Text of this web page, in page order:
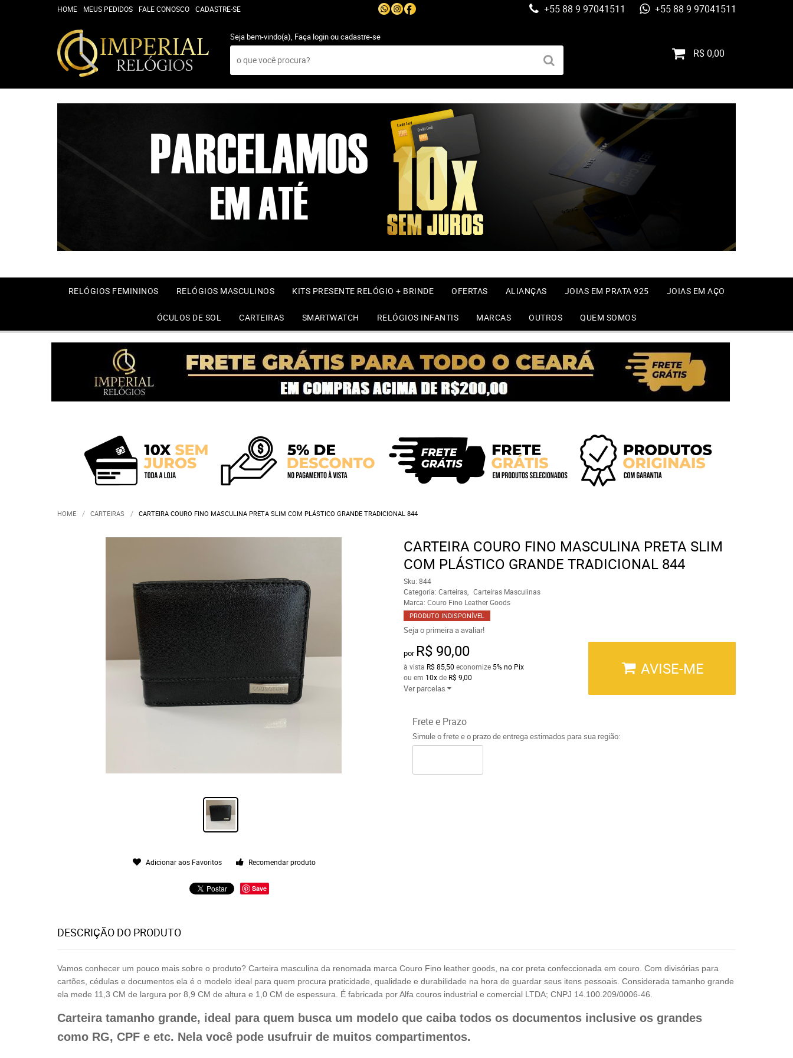
HOME MEUS PEDIDOS FALE CONOSCO CADASTRE-SE +55 88 9 97041511 +55 88 9 97041511
Seja bem-vindo(a), Faça loginoucadastre-se
R$ 0,00
RELÓGIOS FEMININOS RELÓGIOS MASCULINOS KITS PRESENTE RELÓGIO + BRINDE OFERTAS ALIANÇAS JOIAS EM PRATA 925 JOIAS EM AÇO
ÓCULOS DE SOL CARTEIRAS SMARTWATCH RELÓGIOS INFANTIS MARCAS OUTROS QUEM SOMOS
HOME CARTEIRAS CARTEIRA COURO FINO MASCULINA PRETA SLIM COM PLÁSTICO GRANDE TRADICIONAL 844
Adicionar aos Favoritos Recomendar produto
Save
CARTEIRA COURO FINO MASCULINA PRETA SLIM
COM PLÁSTICO GRANDE TRADICIONAL 844
Sku: 844
Categoria: Carteiras
Carteiras Masculinas
Marca: Couro Fino Leather Goods
PRODUTO INDISPONÍVEL
Seja o primeira a avaliar!
por R$ 90,00
à vista R$ 85,50 economize 5% no Pix
ou em 10xde R$ 9,00
Ver parcelas
AVISE-ME
Frete e Prazo
Simule o frete e o prazo de entrega estimados para sua região:
DESCRIÇÃO DO PRODUTO
Vamos conhecer um pouco mais sobre o produto? Carteira masculina da renomada marca Couro Fino leather goods, na cor preta confeccionada em couro. Com divisórias para
cartões, cédulas e documentos ela é o modelo ideal para quem procura praticidade, qualidade e durabilidade na hora de guardar seus itens pessoais. Considerada tamanho grande
ela mede 11,3 CM de largura por 8,9 CM de altura e 1,0 CM de espessura. É fabricada por Alfa couros industrial e comercial LTDA; CNPJ 14.100.209/0006-46.
Carteira tamanho grande, ideal para quem busca um modelo que caiba todos os documentos inclusive os grandes
como RG, CPF e etc. Nela você pode usufruir de muitos compartimentos.